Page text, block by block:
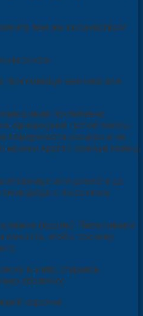
тем же количеством
соком.
при помощи венчика или
постепенно
однородной густой массы,
поверхности сосисок и не
можно просто мокнув палец
или довести до
с высокими
(вдоль). Переливаем
емкость, чтобы сосиску
в кляр, стараясь
оболочку.
корочки.